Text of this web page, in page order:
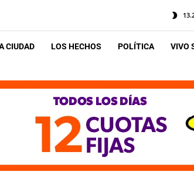
CIUDAD LOS HECHOS POLÍTICA VIVO